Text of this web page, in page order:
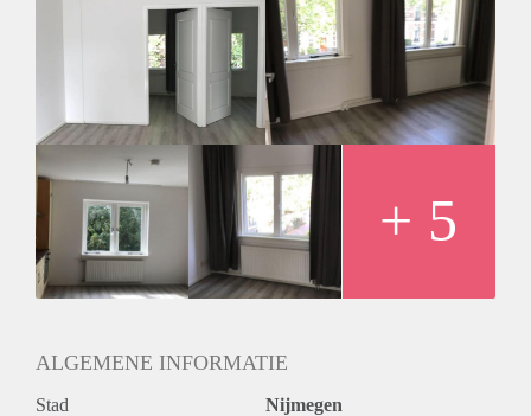
internet en TV van Ziggo in de huurprijs inbegrepen.
Het appartement wordt zoals op de foto's verhuurd. Het
huurcontract wordt in eerste instantie aangegaan voor 1 jaar
en bij wederzijds goedvinden verlengd voor onbepaalde tijd.
+ 5
ALGEMENE INFORMATIE
Stad Nijmegen